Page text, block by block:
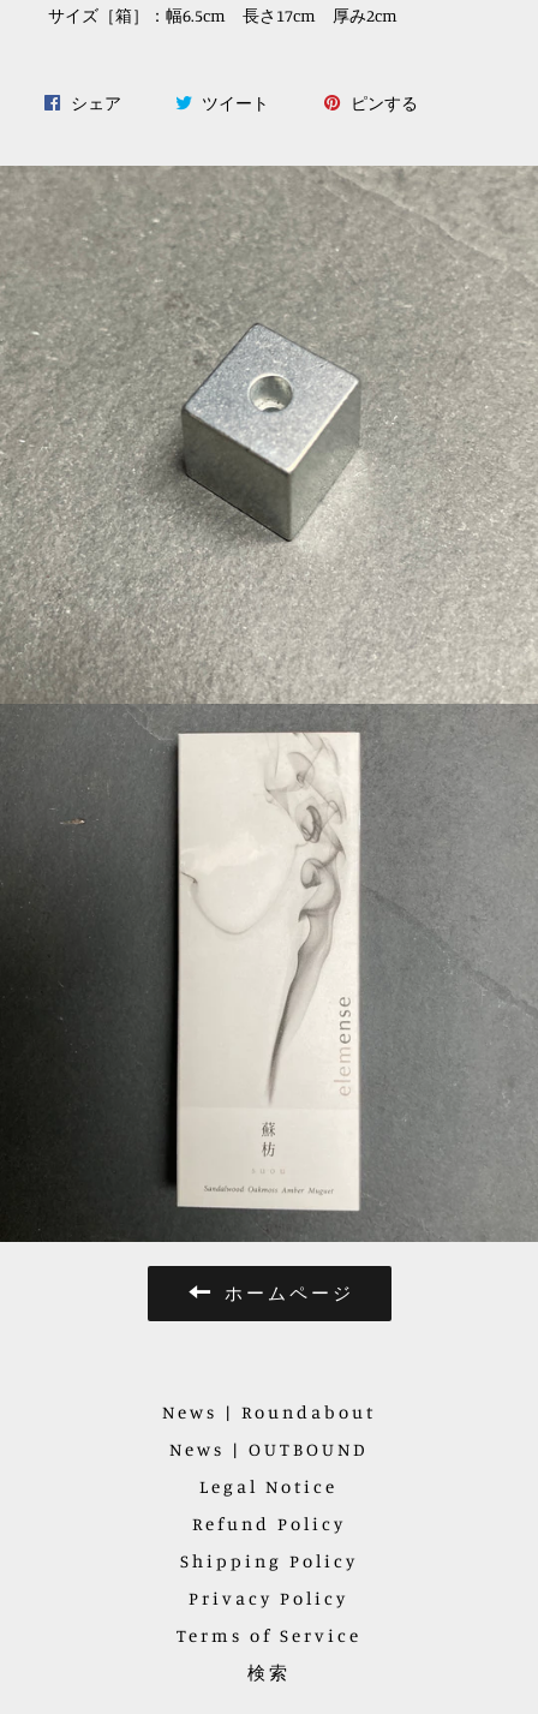
サイズ［箱］：幅6.5cm 長さ 17cm 厚み2cm
シェア Facebook
す
る
ツイート
稿
す
る
ピンする
ン
す
る
ホームページ
News | Roundabout
News | OUTBOUND
Legal Notice
Refund Policy
Shipping Policy
Privacy Policy
Terms of Service
検索